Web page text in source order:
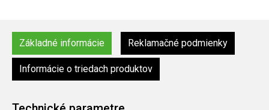
Základné informácie Reklamačné podmienky
Informácie o triedach produktov